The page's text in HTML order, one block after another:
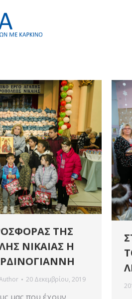
ΤΗΣ
ΝΙΚΑΙΑΣ Η
20 Δεκεμβρίου, 2019
μας που έχουν